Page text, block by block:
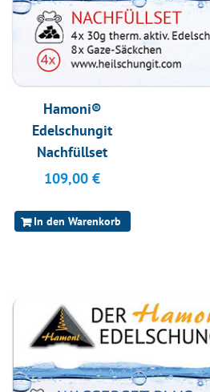
Hamoni®
Edelschungit
Nachfüllset
109,00 €
In den Warenkorb